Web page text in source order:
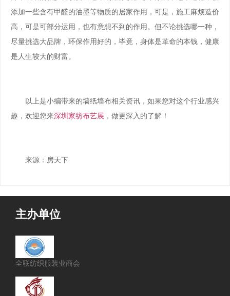
添加一些含有甲醛的油墨等物质的居家作用，可是，施工麻烦造价
高，可是可部分运用，也有意想不到的作用。但不论挑选哪一种，
尽量挑选大品牌，环保作用好的，毕竟，身体是革命的本钱，健康
是人生较大的财富。
以上是小编带来的墙纸墙布相关资讯，如果您对这个行业感兴
趣，欢迎您来深圳家纺布艺展 ，做更深入的了解！
来源：房天下
主办单位
全联纺织服装业商会